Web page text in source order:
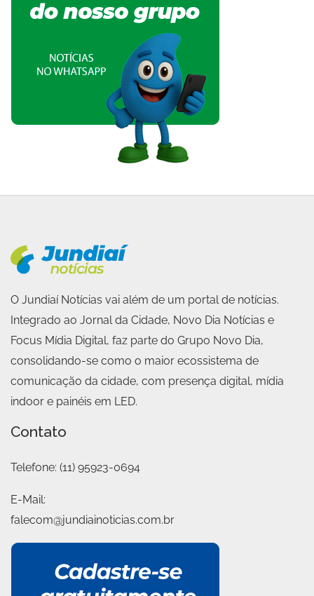
O Jundiaí Notícias vai além de um portal de notícias.
Integrado ao Jornal da Cidade, Novo Dia Notícias e
Focus Mídia Digital, faz parte do Grupo Novo Dia,
consolidando-se como o maior ecossistema de
comunicação da cidade, com presença digital, mídia
indoor e painéis em LED.
Contato
Telefone: (11) 95923-0694
E-Mail:
falecom@jundiainoticias.com.br